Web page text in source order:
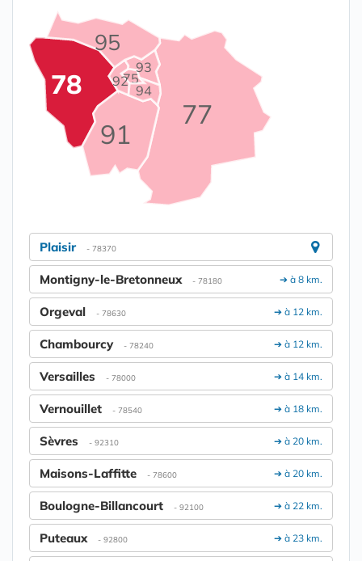
75
77
78
91
92
93
94
95
Plaisir - 78370
➔ à 8 km.
Montigny-le-Bretonneux - 78180
➔ à 12 km.
Orgeval - 78630
➔ à 12 km.
Chambourcy - 78240
➔ à 14 km.
Versailles - 78000
➔ à 18 km.
Vernouillet - 78540
➔ à 20 km.
Sèvres - 92310
➔ à 20 km.
Maisons-Laffitte - 78600
➔ à 22 km.
Boulogne-Billancourt - 92100
➔ à 23 km.
Puteaux - 92800